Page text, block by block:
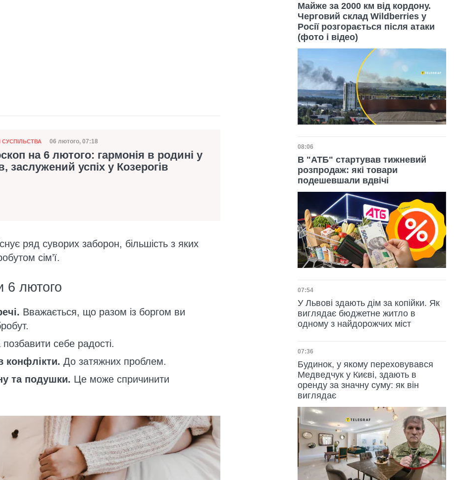
Дата публікації
06 лютого, 07:18
на 6 лютого: гармонія в родині у
заслужений успіх у Козерогів
ряд суворих заборон, більшість з яких
сім’ї.
6 лютого
Вважається, що разом із боргом ви
себе радості.
конфлікти. До затяжних проблем.
та подушки. Це може спричинити
Майже за 2000 км від кордону.
Черговий склад Wildberries у
Росії розгорається після атаки
(фото і відео)
Дата публікації
08:06
В "АТБ" стартував тижневий
розпродаж: які товари
подешевшали вдвічі
Дата публікації
07:54
У Львові здають дім за копійки. Як
виглядає бюджетне житло в
одному з найдорожчих міст
Дата публікації
07:36
Будинок, у якому переховувався
Медведчук у Києві, здають в
оренду за значну суму: як він
виглядає